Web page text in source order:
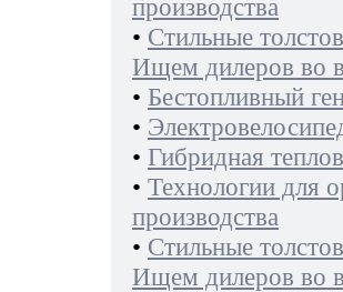
производства
• Стильные
Ищем дилеров во
• Бестопливный
•
• Гибридная
• Технологии для
производства
• Стильные
Ищем дилеров во